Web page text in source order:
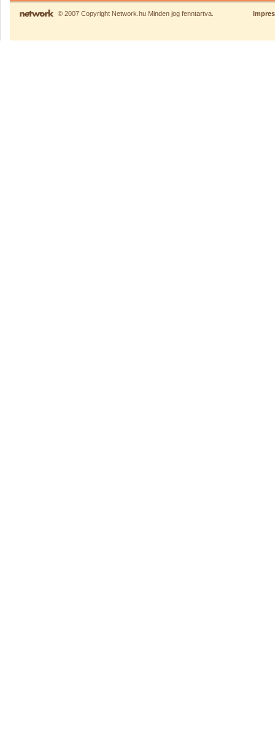
© 2007 Copyright Network.hu Minden jog fenntartva.